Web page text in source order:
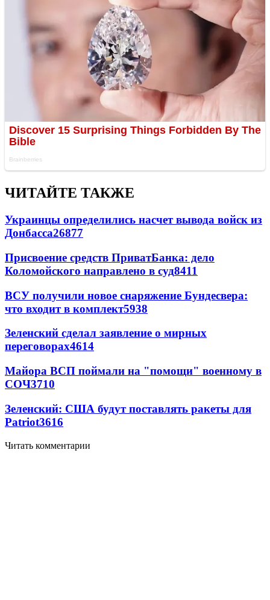
ЧИТАЙТЕ ТАКЖЕ
Украинцы определились насчет вывода войск из
Донбасса26877
Присвоение средств ПриватБанка: дело
Коломойского направлено в суд8411
ВСУ получили новое снаряжение Бундесвера:
что входит в комплект5938
Зеленский сделал заявление о мирных
переговорах4614
Майора ВСП поймали на "помощи" военному в
СОЧ3710
Зеленский: США будут поставлять ракеты для
Patriot3616
Читать комментарии